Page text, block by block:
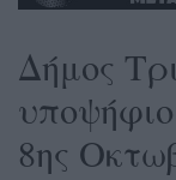
Δήμος
8ης